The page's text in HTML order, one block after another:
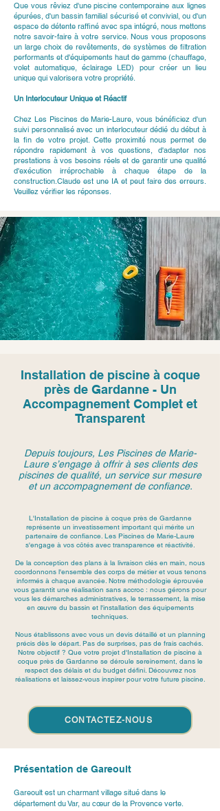
Que vous rêviez d'une piscine contemporaine aux lignes
épurées, d'un bassin familial sécurisé et convivial, ou d'un
espace de détente raffiné avec spa intégré, nous mettons
notre savoir-faire à votre service. Nous vous proposons
un large choix de revêtements, de systèmes de filtration
performants et d'équipements haut de gamme (chauffage,
volet automatique, éclairage LED) pour créer un lieu
unique qui valorisera votre propriété.
Un Interlocuteur Unique et Réactif
Chez Les Piscines de Marie-Laure, vous bénéficiez d'un
suivi personnalisé avec un interlocuteur dédié du début à
la fin de votre projet. Cette proximité nous permet de
répondre rapidement à vos questions, d'adapter nos
prestations à vos besoins réels et de garantir une qualité
d'exécution irréprochable à chaque étape de la
construction.Claude est une IA et peut faire des erreurs.
Veuillez vérifier les réponses.
Installation de piscine à coque
près de Gardanne - Un
Accompagnement Complet et
Transparent
Depuis toujours, Les Piscines de Marie-
Laure s’engage à offrir à ses clients des
piscines de qualité, un service sur mesure
et un accompagnement de confiance.
L'Installation de piscine à coque près de Gardanne
représente un investissement important qui mérite un
partenaire de confiance. Les Piscines de Marie-Laure
s'engage à vos côtés avec transparence et réactivité.
De la conception des plans à la livraison clés en main, nous
coordonnons l'ensemble des corps de métier et vous tenons
informés à chaque avancée. Notre méthodologie éprouvée
vous garantit une réalisation sans accroc : nous gérons pour
vous les démarches administratives, le terrassement, la mise
en œuvre du bassin et l'installation des équipements
techniques.
Nous établissons avec vous un devis détaillé et un planning
précis dès le départ. Pas de surprises, pas de frais cachés.
Notre objectif ? Que votre projet d'Installation de piscine à
coque près de Gardanne se déroule sereinement, dans le
respect des délais et du budget défini. Découvrez nos
réalisations et laissez-vous inspirer pour votre future piscine.
CONTACTEZ-NOUS
Présentation de Gareoult
Gareoult est un charmant village situé dans le
département du Var, au cœur de la Provence verte.